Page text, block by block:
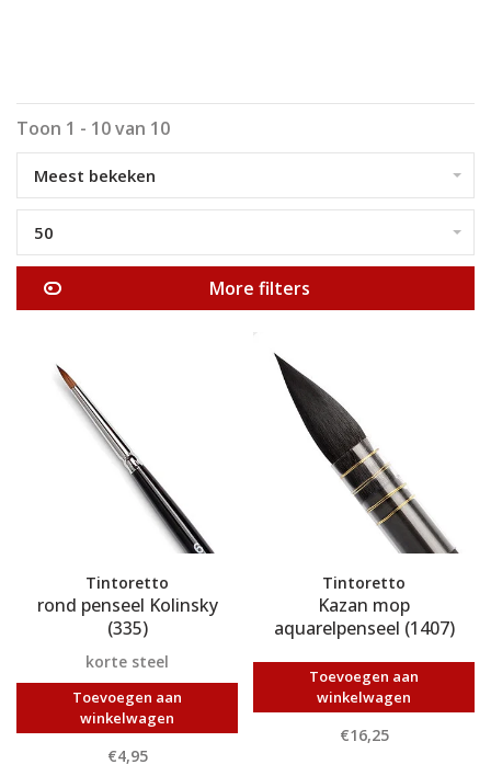
Toon 1 - 10 van 10
Meest bekeken
50
More filters
Tintoretto
rond penseel Kolinsky
(335)
korte steel
Toevoegen aan
winkelwagen
€4,95
Tintoretto
Kazan mop
aquarelpenseel (1407)
Toevoegen aan
winkelwagen
€16,25